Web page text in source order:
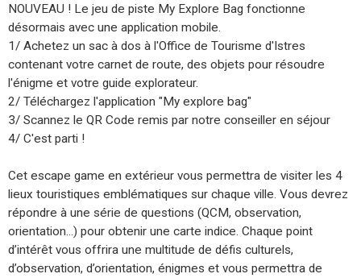
NOUVEAU ! Le jeu de piste My Explore Bag fonctionne
désormais avec une application mobile.
1/ Achetez un sac à dos à l'Office de Tourisme d'Istres
contenant votre carnet de route, des objets pour résoudre
l'énigme et votre guide explorateur.
2/ Téléchargez l'application "My explore bag"
3/ Scannez le QR Code remis par notre conseiller en séjour
4/ C'est parti !
Cet escape game en extérieur vous permettra de visiter les 4
lieux touristiques emblématiques sur chaque ville. Vous devrez
répondre à une série de questions (QCM, observation,
orientation...) pour obtenir une carte indice. Chaque point
d’intérêt vous offrira une multitude de défis culturels,
d’observation, d’orientation, énigmes et vous permettra de